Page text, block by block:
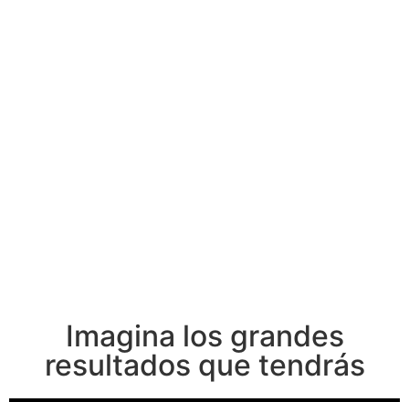
Imagina los grandes
resultados que tendrás